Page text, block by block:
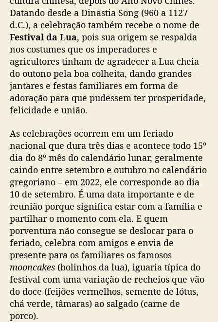
e
o
-
O
u
t
o
n
o
C
h
i
n
a
Datando desde a Dinastia Song (960 a 1127
d.C.), a celebração também recebe o nome de
Festival da Lua, pois sua origem se respalda
nos costumes que os imperadores e
agricultores tinham de agradecer a Lua cheia
do outono pela boa colheita, dando grandes
jantares e festas familiares em forma de
adoração para que pudessem ter prosperidade,
felicidade e união.
As celebrações ocorrem em um feriado
nacional que dura três dias e acontece todo 15º
dia do 8º mês do calendário lunar, geralmente
caindo entre setembro e outubro no calendário
gregoriano – em 2022, ele corresponde ao dia
10 de setembro. É uma data importante e de
reunião porque significa estar com a família e
partilhar o momento com ela. E quem
porventura não consegue se deslocar para o
feriado, celebra com amigos e envia de
presente para os familiares os famosos
mooncakes (bolinhos da lua), iguaria típica do
festival com uma variação de recheios que vão
do doce (feijões vermelhos, semente de lótus,
chá verde, tâmaras) ao salgado (carne de
porco).